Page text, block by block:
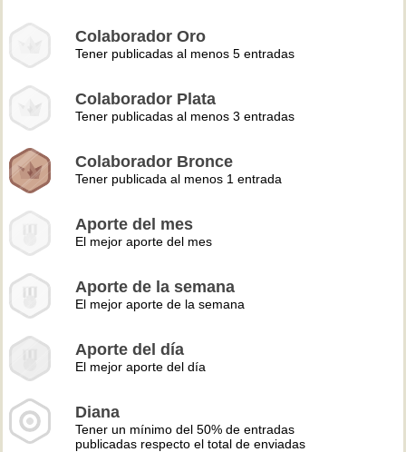
Colaborador Oro
Tener publicadas al menos 5 entradas
Colaborador Plata
Tener publicadas al menos 3 entradas
Colaborador Bronce
Tener publicada al menos 1 entrada
Aporte del mes
El mejor aporte del mes
Aporte de la semana
El mejor aporte de la semana
Aporte del día
El mejor aporte del día
Diana
Tener un mínimo del 50% de entradas
publicadas respecto el total de enviadas